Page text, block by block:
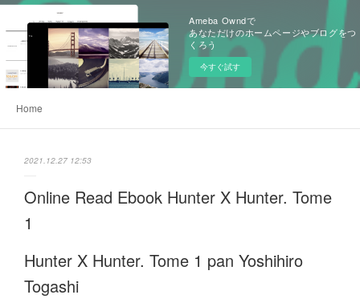
Ameba Owndで
あなただけのホームページやブログをつ
くろう
今すぐ試す
Home
2021.12.27 12:53
Online Read Ebook Hunter X Hunter. Tome
1
Hunter X Hunter. Tome 1 pan Yoshihiro
Togashi